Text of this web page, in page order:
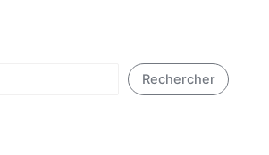
Rechercher